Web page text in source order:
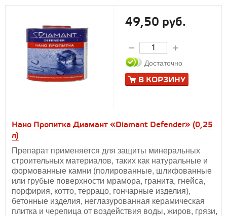
Нано Пропитка Диамант «Diamant Defender» (0,25
л)
Препарат применяется для защиты минеральных
строительных материалов, таких как натуральные и
формованные камни (полированные, шлифованные
или грубые поверхности мрамора, гранита, гнейса,
порфирия, котто, террацо, гончарные изделия),
бетонные изделия, неглазурованная керамическая
плитка и черепица от воздействия воды, жиров, грязи,
49,50 руб.
Достаточно
В КОРЗИНУ